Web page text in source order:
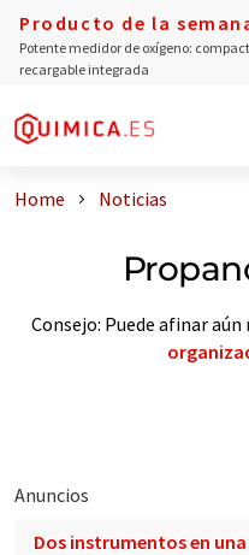
Producto de la
Potente medidor de oxígeno:
recargable integrada
Home Noticias
Consejo: Puede afinar
Anuncios
Dos instrumentos en